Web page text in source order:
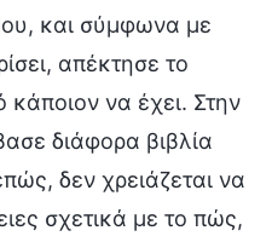
και σύμφωνα με
απέκτησε το
να έχει. Στην
διάφορα βιβλία
δεν χρειάζεται να
σχετικά με το πώς,